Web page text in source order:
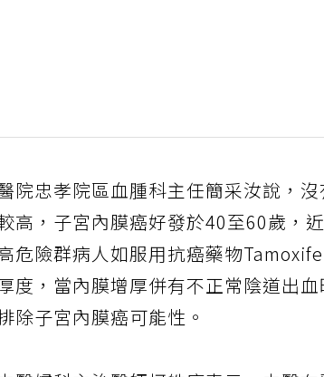
院忠孝院區血腫科主任簡采汝說，
高，子宮內膜癌好發於40至60歲，
危險群病人如服用抗癌藥物
度，當內膜增厚併有不正常陰道出
除子宮內膜癌可能性。